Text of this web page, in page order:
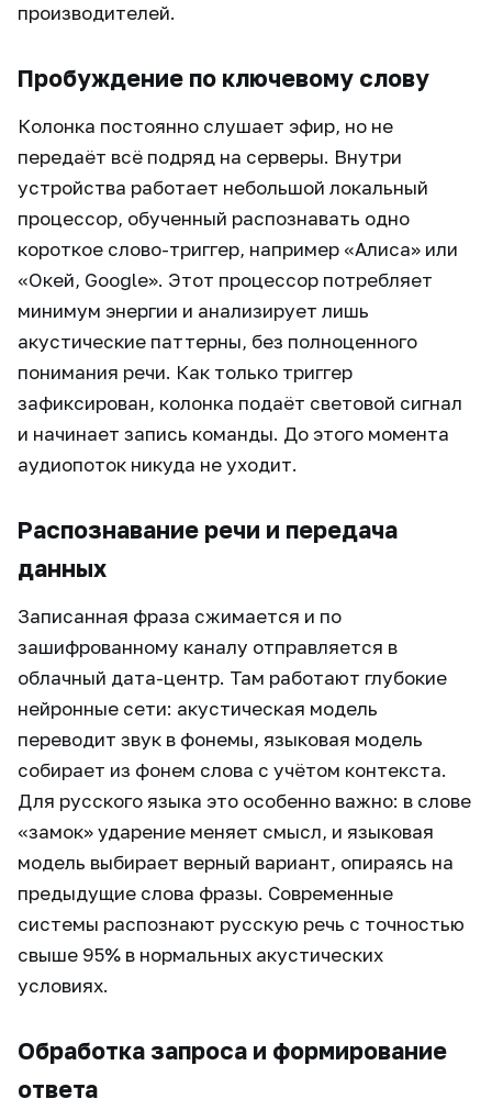
производителей.
Пробуждение по ключевому слову
Колонка постоянно слушает эфир, но не
передаёт всё подряд на серверы. Внутри
устройства работает небольшой локальный
процессор, обученный распознавать одно
короткое слово-триггер, например «Алиса» или
«Окей, Google». Этот процессор потребляет
минимум энергии и анализирует лишь
акустические паттерны, без полноценного
понимания речи. Как только триггер
зафиксирован, колонка подаёт световой сигнал
и начинает запись команды. До этого момента
аудиопоток никуда не уходит.
Распознавание речи и передача
данных
Записанная фраза сжимается и по
зашифрованному каналу отправляется в
облачный дата-центр. Там работают глубокие
нейронные сети: акустическая модель
переводит звук в фонемы, языковая модель
собирает из фонем слова с учётом контекста.
Для русского языка это особенно важно: в слове
«замок» ударение меняет смысл, и языковая
модель выбирает верный вариант, опираясь на
предыдущие слова фразы. Современные
системы распознают русскую речь с точностью
свыше 95% в нормальных акустических
условиях.
Обработка запроса и формирование
ответа